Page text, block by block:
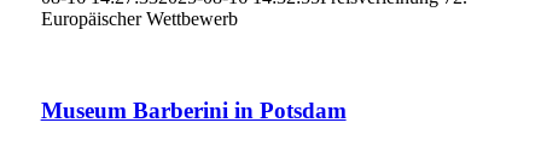
Europäischer Wettbewerb
Museum Barberini in Potsdam